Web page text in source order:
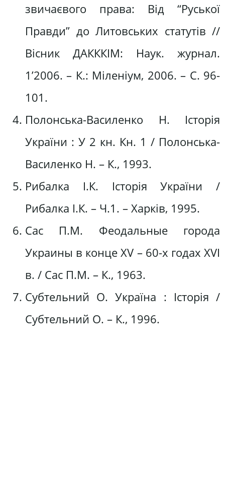
звичаєвого права: Від “Руської
Правди” до Литовських статутів //
Вісник ДАКККІМ: Наук. журнал.
1’2006. – К.: Міленіум, 2006. – С. 96-
101.
Полонська-Василенко Н. Історія
України : У 2 кн. Кн. 1 / Полонська-
Василенко Н. – К., 1993.
Рибалка І.К. Історія України /
Рибалка І.К. – Ч.1. – Харків, 1995.
Сас П.М. Феодальные города
Украины в конце ХV – 60-х годах ХVІ
в. / Сас П.М. – К., 1963.
Субтельний О. Україна : Історія /
Субтельний О. – К., 1996.